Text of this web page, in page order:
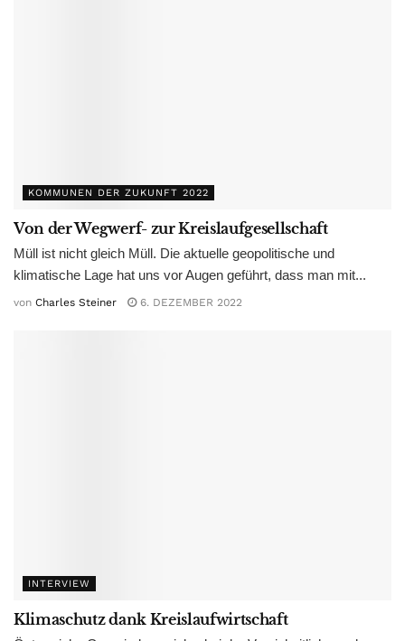
KOMMUNEN DER ZUKUNFT 2022
Von der Wegwerf- zur Kreislaufgesellschaft
Müll ist nicht gleich Müll. Die aktuelle geopolitische und
klimatische Lage hat uns vor Augen geführt, dass man mit...
von Charles Steiner 6. DEZEMBER 2022
INTERVIEW
Klimaschutz dank Kreislaufwirtschaft